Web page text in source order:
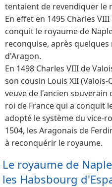
tentaient de revendiquer le
En effet en 1495 Charles
conquit le royaume de
reconquise, après
d'Aragon.
En 1498 Charles VIII de
son cousin Louis XII
veuve de l'ancien souverain
roi de France qui a conquit
adopté le système du vice-
1504, les Aragonais de
à reconquérir le royaume.
Le royaume de
les Habsbourg